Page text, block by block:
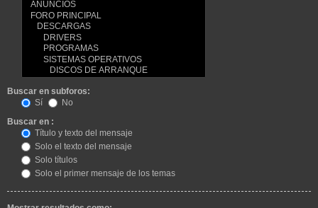
Buscar en subforos:
Sí
No
Buscar en :
Título y texto del mensaje
Solo el texto del mensaje
Solo títulos
Solo el primer mensaje de los temas